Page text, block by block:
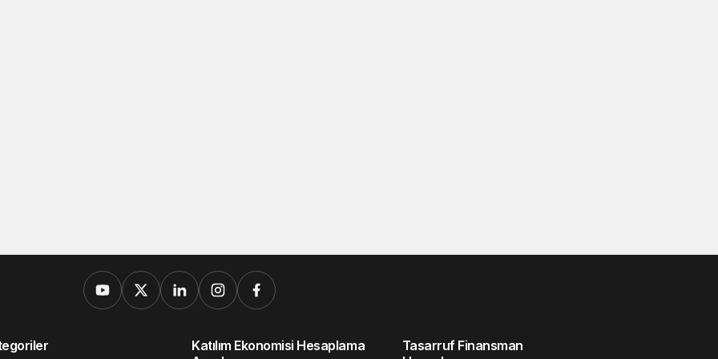
Katılım Ekonomisi Hesaplama
Tasarruf Finansman